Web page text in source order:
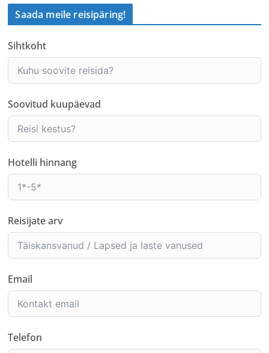
Saada meile reisipäring!
Sihtkoht
Soovitud kuupäevad
Hotelli hinnang
Reisijate arv
Email
Telefon